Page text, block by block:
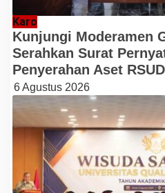
Karo
Kunjungi Moderamen
Serahkan Surat
Penyerahan Aset
6 Agustus 2026